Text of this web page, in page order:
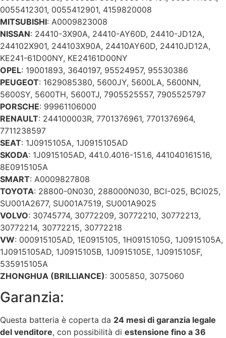
0055412301, 0055412901, 4159820008
MITSUBISHI: A0009823008
NISSAN: 24410-3X90A, 24410-AY60D, 24410-JD12A,
244102X901, 244103X90A, 24410AY60D, 24410JD12A,
KE241-61D00NY, KE24161D00NY
OPEL: 19001893, 3640197, 95524957, 95530386
PEUGEOT: 1629085380, 5600JY, 5600LA, 5600NN,
5600SY, 5600TH, 5600TJ, 7905525557, 7905525797
PORSCHE: 99961106000
RENAULT: 244100003R, 7701376961, 7701376964,
7711238597
SEAT: 1J0915105A, 1J0915105AD
SKODA: 1J0915105AD, 441.0.4016-151.6, 441040161516,
8E0915105A
SMART: A0009827808
TOYOTA: 28800-0N030, 288000N030, BCI-025, BCI025,
SU001A2677, SU001A7519, SU001A9025
VOLVO: 30745774, 30772209, 30772210, 30772213,
30772214, 30772215, 30772218
VW: 000915105AD, 1E0915105, 1H0915105G, 1J0915105A,
1J0915105AD, 1J0915105B, 1J0915105E, 1J0915105F,
535915105A
ZHONGHUA (BRILLIANCE): 3005850, 3075060
Garanzia:
Questa batteria è coperta da 24 mesi di garanzia legale
del venditore, con possibilità di estensione fino a 36